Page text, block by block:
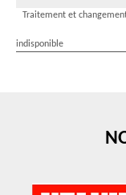
Traitement et
indisponible